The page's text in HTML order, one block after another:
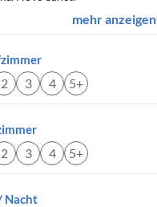
mehr anzeigen
2 3 4 5+
2 3 4 5+
Nacht